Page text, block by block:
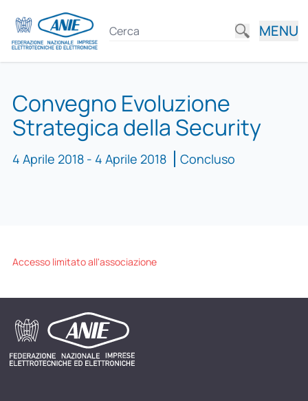
MENU
Convegno Evoluzione
Strategica della Security
4 Aprile 2018 - 4 Aprile 2018 Concluso
Accesso limitato all'associazione